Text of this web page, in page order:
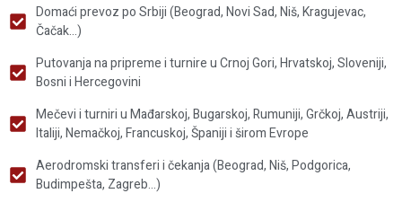
Domaći prevoz po Srbiji (Beograd, Novi Sad, Niš, Kragujevac,
Čačak...)
Putovanja na pripreme i turnire u Crnoj Gori, Hrvatskoj, Sloveniji,
Bosni i Hercegovini
Mečevi i turniri u Mađarskoj, Bugarskoj, Rumuniji, Grčkoj, Austriji,
Italiji, Nemačkoj, Francuskoj, Španiji i širom Evrope
Aerodromski transferi i čekanja (Beograd, Niš, Podgorica,
Budimpešta, Zagreb...)